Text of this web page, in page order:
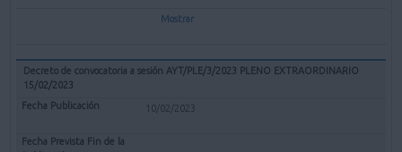
Mostrar
Decreto de convocatoria a sesión AYT/PLE/3/2023 PLENO EXTRAORDINARIO
15/02/2023
10/02/2023